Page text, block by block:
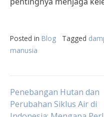
Posted in Blog Tagged
manusia
Post
Penebangan Hutan dan
Perubahan Siklus Air di